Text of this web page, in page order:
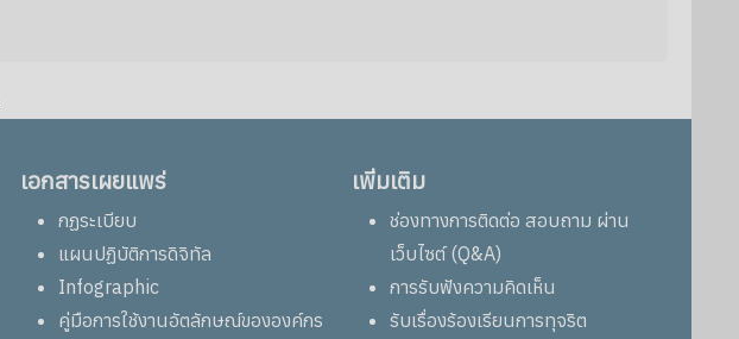
เอกสารเผยแพร่
กฏระเบียบ
แผนปฏิบัติการดิจิทัล
Infographic
คู่มือการใช้งานอัตลักษณ์ขององค์กร
เพิ่มเติม
ช่องทางการติดต่อ สอบถาม ผ่าน
เว็บไซต์ (Q&A)
การรับฟังความคิดเห็น
รับเรื่องร้องเรียนการทุจริต